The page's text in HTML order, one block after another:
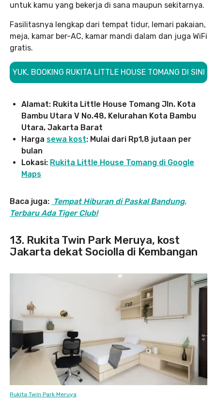
untuk kamu yang bekerja di sana maupun sekitarnya.
Fasilitasnya lengkap dari tempat tidur, lemari pakaian,
meja, kamar ber-AC, kamar mandi dalam dan juga WiFi
gratis.
YUK, BOOKING RUKITA LITTLE HOUSE TOMANG DI SINI
Alamat: Rukita Little House Tomang Jln. Kota
Bambu Utara V No.48, Kelurahan Kota Bambu
Utara, Jakarta Barat
Harga sewa kost: Mulai dari Rp1,8 jutaan per
bulan
Lokasi: Rukita Little House Tomang di Google
Maps
Baca juga: Tempat Hiburan di Paskal Bandung,
Terbaru Ada Tiger Club!
13. Rukita Twin Park Meruya, kost
Jakarta dekat Sociolla di Kembangan
Rukita Twin Park Meruya